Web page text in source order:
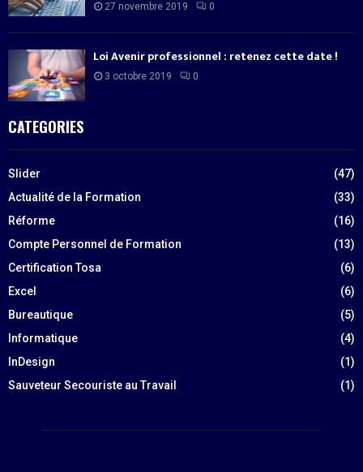
27 novembre 2019 0
Loi Avenir professionnel : retenez cette date !
3 octobre 2019 0
CATEGORIES
Slider
(47)
Actualité de la Formation
(33)
Réforme
(16)
Compte Personnel de Formation
(13)
Certification Tosa
(6)
Excel
(6)
Bureautique
(5)
Informatique
(4)
InDesign
(1)
Sauveteur Secouriste au Travail
(1)